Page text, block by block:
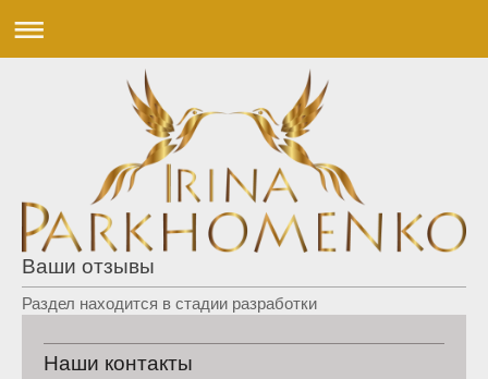
Ваши отзывы
Раздел находится в стадии разработки
Наши контакты